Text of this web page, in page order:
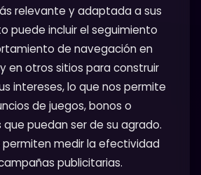
relevante y adaptada a sus
puede incluir el seguimiento
de navegación en
en otros sitios para construir
intereses, lo que nos permite
de juegos, bonos o
puedan ser de su agrado.
permiten medir la efectividad
publicitarias.